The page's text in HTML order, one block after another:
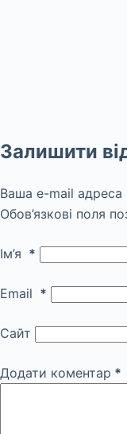
Залишити
Ваша e-mail
Обов’язкові поля
Ім’я *
Email *
Сайт
Додати коментар *